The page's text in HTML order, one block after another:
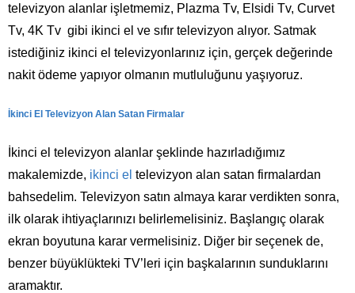
televizyon alanlar işletmemiz, Plazma Tv, Elsidi Tv, Curvet
Tv, 4K Tv gibi ikinci el ve sıfır televizyon alıyor. Satmak
istediğiniz ikinci el televizyonlarınız için, gerçek değerinde
nakit ödeme yapıyor olmanın mutluluğunu yaşıyoruz.
İkinci El Televizyon Alan Satan Firmalar
İkinci el televizyon alanlar şeklinde hazırladığımız
makalemizde, ikinci el televizyon alan satan firmalardan
bahsedelim. Televizyon satın almaya karar verdikten sonra,
ilk olarak ihtiyaçlarınızı belirlemelisiniz. Başlangıç olarak
ekran boyutuna karar vermelisiniz. Diğer bir seçenek de,
benzer büyüklükteki TV’leri için başkalarının sunduklarını
aramaktır.